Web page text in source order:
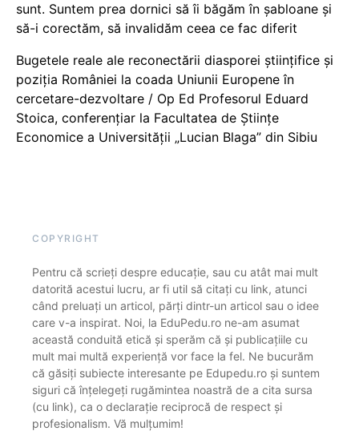
sunt. Suntem prea dornici să îi băgăm în șabloane și
să-i corectăm, să invalidăm ceea ce fac diferit
Bugetele reale ale reconectării diasporei științifice și
poziția României la coada Uniunii Europene în
cercetare-dezvoltare / Op Ed Profesorul Eduard
Stoica, conferențiar la Facultatea de Științe
Economice a Universității „Lucian Blaga” din Sibiu
COPYRIGHT
Pentru că scrieți despre educație, sau cu atât mai mult
datorită acestui lucru, ar fi util să citați cu link, atunci
când preluați un articol, părți dintr-un articol sau o idee
care v-a inspirat. Noi, la EduPedu.ro ne-am asumat
această conduită etică și sperăm că și publicațiile cu
mult mai multă experiență vor face la fel. Ne bucurăm
că găsiți subiecte interesante pe Edupedu.ro și suntem
siguri că înțelegeți rugămintea noastră de a cita sursa
(cu link), ca o declarație reciprocă de respect și
profesionalism. Vă mulțumim!